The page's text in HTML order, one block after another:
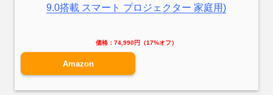
9.0搭載 スマート プロジェクター 家庭用)
価格：74,990円（17%オフ）
Amazon